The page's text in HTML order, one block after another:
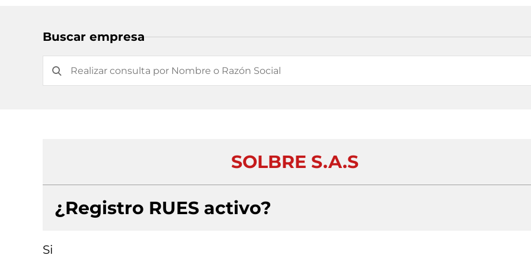
Buscar empresa
SOLBRE S.A.S
¿Registro RUES activo?
Si